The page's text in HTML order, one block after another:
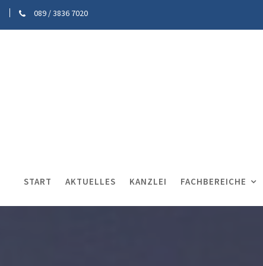
089 / 3836 7020
START AKTUELLES KANZLEI FACHBEREICHE